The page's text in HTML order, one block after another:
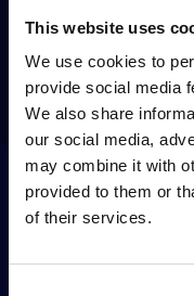
This website uses
We use cookies to
provide social media
We also share
our social media,
may combine it with
provided to them or
of their services.
Tidligere prosjekt